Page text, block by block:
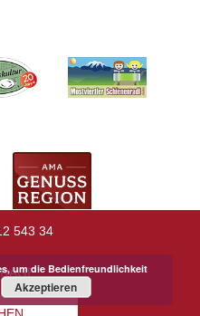
543 34
um die Bedienfreundlichkeit
Akzeptieren